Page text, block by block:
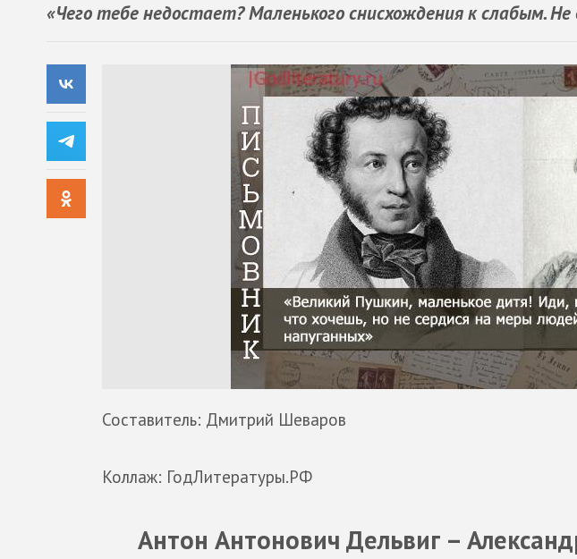
«Чего тебе недостает? Маленького снисхождения к слабым. Не
Составитель: Дмитрий Шеваров
Коллаж: ГодЛитературы.РФ
Антон Антонович Дельвиг –